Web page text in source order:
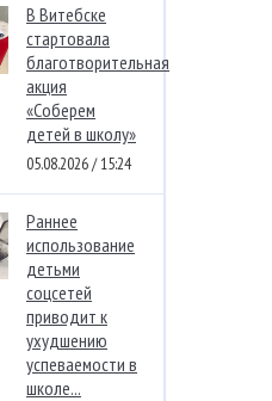
В Витебске
стартовала
благотворительная
акция
«Соберем
детей в школу»
05.08.2026 / 15:24
Раннее
использование
детьми
соцсетей
приводит к
ухудшению
успеваемости в
школе...